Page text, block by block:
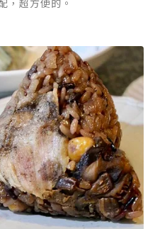
，超方便的。